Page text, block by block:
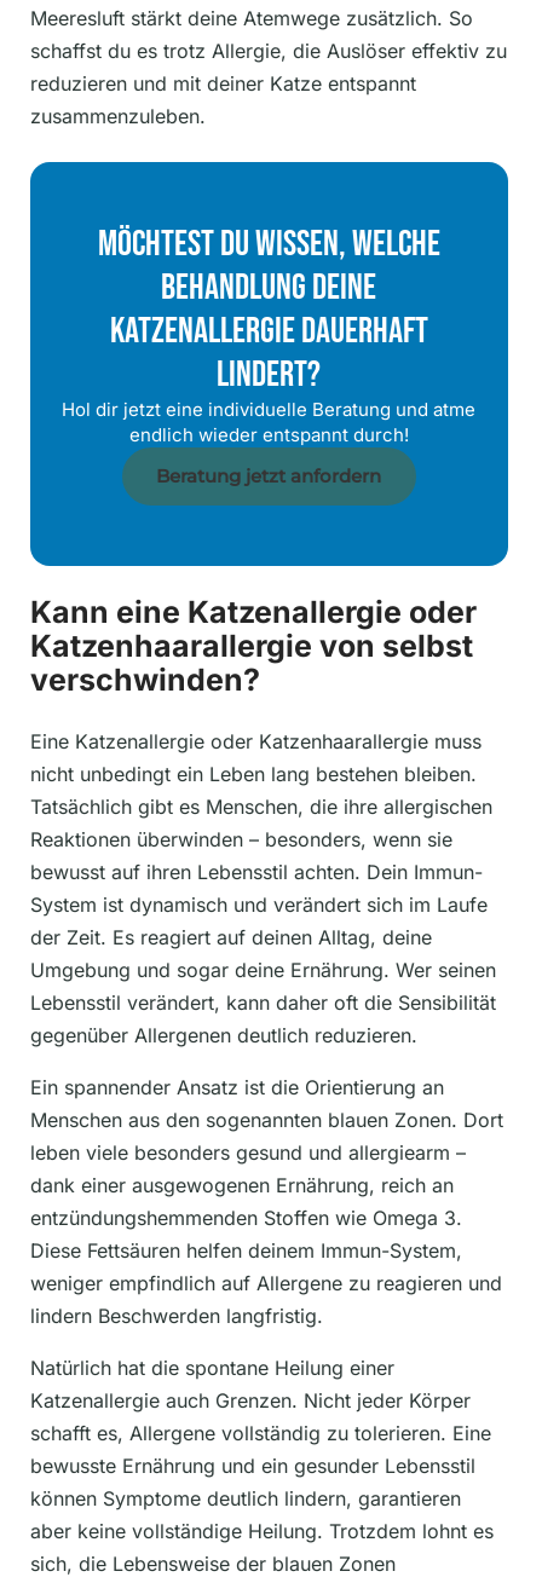
Meeresluft stärkt deine Atemwege zusätzlich. So
schaffst du es trotz Allergie, die Auslöser effektiv zu
reduzieren und mit deiner Katze entspannt
zusammenzuleben.
Möchtest Du Wissen, Welche
Behandlung Deine
Katzenallergie Dauerhaft
Lindert?
Hol dir jetzt eine individuelle Beratung und atme
endlich wieder entspannt durch!
Beratung jetzt anfordern
Kann eine Katzenallergie oder
Katzenhaarallergie von selbst
verschwinden?
Eine Katzenallergie oder Katzenhaarallergie muss
nicht unbedingt ein Leben lang bestehen bleiben.
Tatsächlich gibt es Menschen, die ihre allergischen
Reaktionen überwinden – besonders, wenn sie
bewusst auf ihren Lebensstil achten. Dein Immun-
System ist dynamisch und verändert sich im Laufe
der Zeit. Es reagiert auf deinen Alltag, deine
Umgebung und sogar deine Ernährung. Wer seinen
Lebensstil verändert, kann daher oft die Sensibilität
gegenüber Allergenen deutlich reduzieren.
Ein spannender Ansatz ist die Orientierung an
Menschen aus den sogenannten blauen Zonen. Dort
leben viele besonders gesund und allergiearm –
dank einer ausgewogenen Ernährung, reich an
entzündungshemmenden Stoffen wie Omega 3.
Diese Fettsäuren helfen deinem Immun-System,
weniger empfindlich auf Allergene zu reagieren und
lindern Beschwerden langfristig.
Natürlich hat die spontane Heilung einer
Katzenallergie auch Grenzen. Nicht jeder Körper
schafft es, Allergene vollständig zu tolerieren. Eine
bewusste Ernährung und ein gesunder Lebensstil
können Symptome deutlich lindern, garantieren
aber keine vollständige Heilung. Trotzdem lohnt es
sich, die Lebensweise der blauen Zonen